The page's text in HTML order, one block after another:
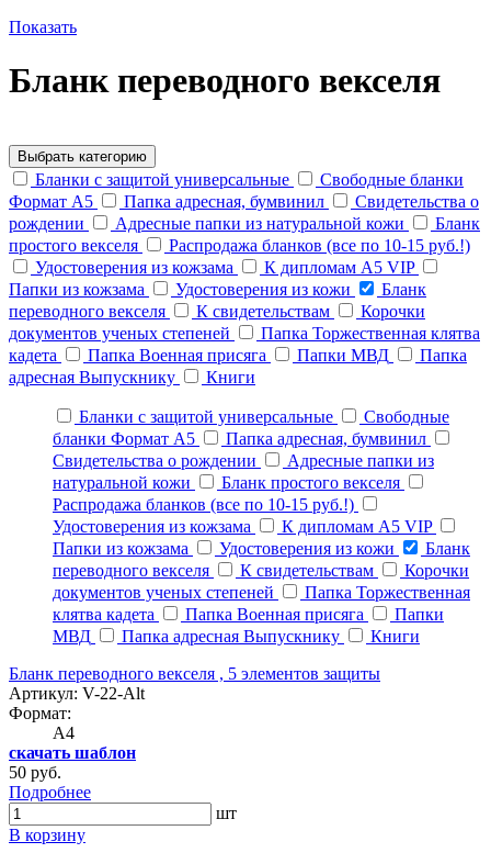
Показать
Бланк переводного векселя
Выбрать категорию
Бланки с защитой универсальные
Свободные бланки
Формат А5
Папка адресная, бумвинил
Свидетельства о
рождении
Адресные папки из натуральной кожи
Бланк
простого векселя
Распродажа бланков (все по 10-15 руб.!)
Удостоверения из кожзама
К дипломам А5 VIP
Папки из кожзама
Удостоверения из кожи
Бланк
переводного векселя
К свидетельствам
Корочки
документов ученых степеней
Папка Торжественная клятва
кадета
Папка Военная присяга Папки МВД
Папка
адресная Выпускнику
Книги
Бланки с защитой универсальные
Свободные
бланки Формат А5
Папка адресная, бумвинил
Свидетельства о рождении
Адресные папки из
натуральной кожи
Бланк простого векселя
Распродажа бланков (все по 10-15 руб.!)
Удостоверения из кожзама
К дипломам А5 VIP
Папки из кожзама
Удостоверения из кожи
Бланк
переводного векселя
К свидетельствам
Корочки
документов ученых степеней
Папка Торжественная
клятва кадета
Папка Военная присяга
Папки
МВД
Папка адресная Выпускнику
Книги
Бланк переводного векселя , 5 элементов защиты
Артикул: V-22-Alt
Формат:
A4
скачать шаблон
50 руб.
Подробнее
шт
В корзину